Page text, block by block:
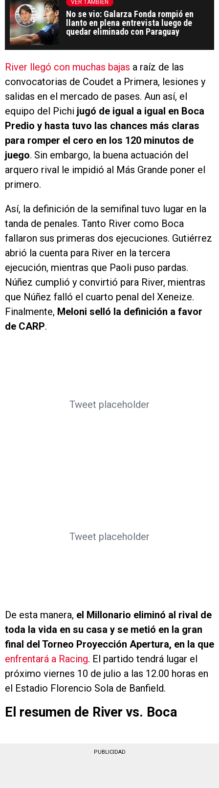
VER TAMBIÉN
No se vio: Galarza Fonda rompió en
llanto en plena entrevista luego de
quedar eliminado con Paraguay
River llegó con muchas bajas a raíz de las
convocatorias de Coudet a Primera, lesiones y
salidas en el mercado de pases. Aun así, el
equipo del Pichi jugó de igual a igual en Boca
Predio y hasta tuvo las chances más claras
para romper el cero en los 120 minutos de
juego. Sin embargo, la buena actuación del
arquero rival le impidió al Más Grande poner el
primero.
Así, la definición de la semifinal tuvo lugar en la
tanda de penales. Tanto River como Boca
fallaron sus primeras dos ejecuciones. Gutiérrez
abrió la cuenta para River en la tercera
ejecución, mientras que Paoli puso pardas.
Núñez cumplió y convirtió para River, mientras
que Núñez falló el cuarto penal del Xeneize.
Finalmente, Meloni selló la definición a favor
de CARP.
Tweet placeholder
Tweet placeholder
De esta manera, el Millonario eliminó al rival de
toda la vida en su casa y se metió en la gran
final del Torneo Proyección Apertura, en la que
enfrentará a Racing. El partido tendrá lugar el
próximo viernes 10 de julio a las 12.00 horas en
el Estadio Florencio Sola de Banfield.
El resumen de River vs. Boca
PUBLICIDAD